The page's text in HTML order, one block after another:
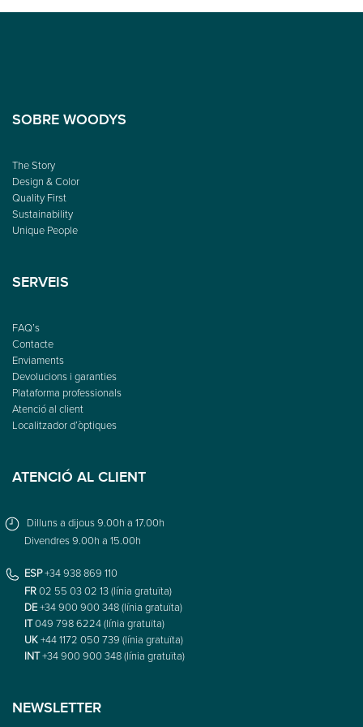
SOBRE WOODYS
The Story
Design & Color
Quality First
Sustainability
Unique People
SERVEIS
FAQ’s
Contacte
Enviaments
Devolucions i garanties
Plataforma professionals
Atenció al client
Localitzador d’òptiques
ATENCIÓ AL CLIENT
Dilluns a dijous 9.00h a 17.00h
Divendres 9.00h a 15.00h
ESP+34 938 869 110
FR02 55 03 02 13 (línia gratuïta)
DE+34 900 900 348 (línia gratuïta)
IT049 798 6224 (línia gratuïta)
UK+44 1172 050 739 (línia gratuïta)
INT+34 900 900 348 (línia gratuïta)
NEWSLETTER